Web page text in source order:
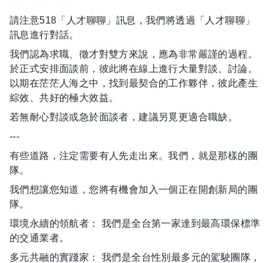
請注意518「人才聊聊」訊息，我們將透過「人才聊聊」
訊息進行對話。
我們認為求職、徵才對雙方來說，應為非常嚴謹的過程。
於正式安排面談前，彼此將在線上進行大量對談、討論。
以期在茫茫人海之中，找到最契合的工作夥伴，彼此產生
綜效、共好的極大效益。
若無耐心對談或急於面談者，建議另覓更適合職缺。
---
有些道路，注定需要有人先走出來。我們，就是那樣的團
隊。
我們想讓您知道，您將有機會加入一個正在開創新局的團
隊。
環境永續的領航者： 我們是全台第一家達到最高環保標準
的交通業者。
多元共融的實踐家： 我們是全台性別最多元的駕駛團隊，